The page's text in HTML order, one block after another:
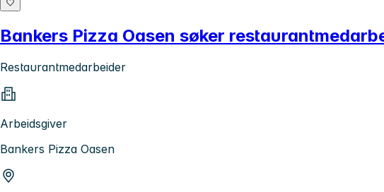
Bankers Pizza Oasen søker
Restaurantmedarbeider
Arbeidsgiver
Bankers Pizza Oasen